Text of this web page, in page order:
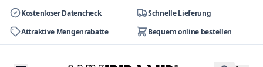
Kostenloser Datencheck
Schnelle Lieferung
Attraktive Mengenrabatte
Bequem online bestellen